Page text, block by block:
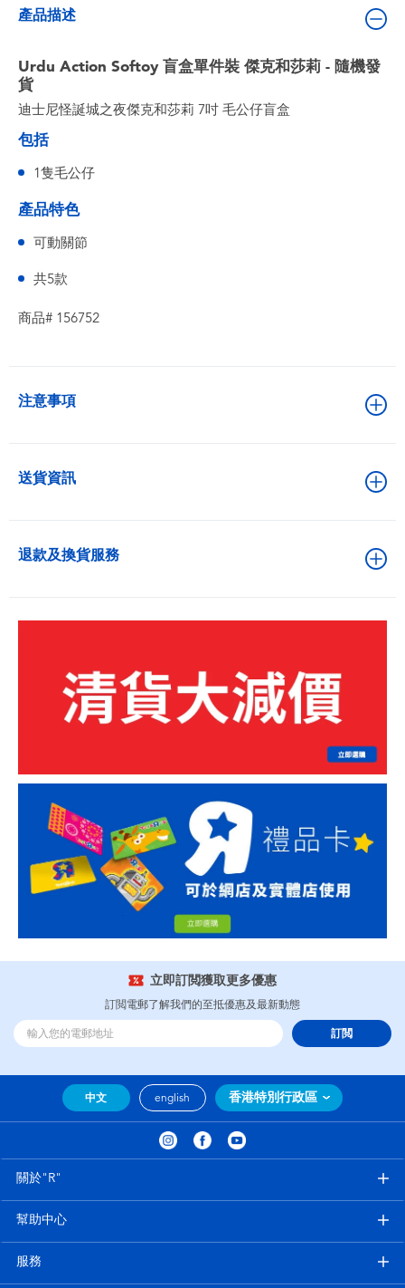
產品描述
Urdu Action Softoy 盲盒單件裝 傑克和莎莉 - 隨機發
貨
迪士尼怪誕城之夜傑克和莎莉 7吋 毛公仔盲盒
包括
1隻毛公仔
產品特色
可動關節
共5款
商品# 156752
注意事項
送貨資訊
退款及換貨服務
立即訂閲獲取更多優惠
訂閲電郵了解我們的至抵優惠及最新動態
訂閲
中文 english 香港特別行政區
關於"R"
幫助中心
服務